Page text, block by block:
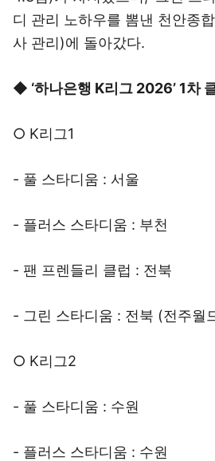
디 관리 노하우를 뽐낸 천안종
사 관리)에 돌아갔다.
◆ ‘하나은행 K리그 2026’ 1차
○ K리그1
- 풀 스타디움 : 서울
- 플러스 스타디움 : 부천
- 팬 프렌들리 클럽 : 전북
- 그린 스타디움 : 전북 (전주월
○ K리그2
- 풀 스타디움 : 수원
- 플러스 스타디움 : 수원